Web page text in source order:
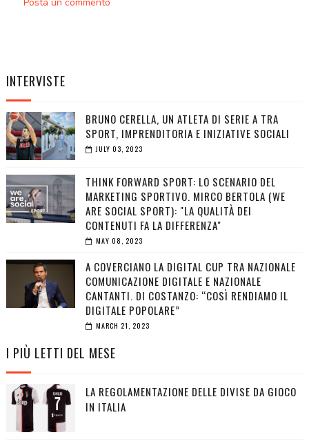
INTERVISTE
BRUNO CERELLA, UN ATLETA DI SERIE A TRA
SPORT, IMPRENDITORIA E INIZIATIVE SOCIALI
JULY 03, 2023
THINK FORWARD SPORT: LO SCENARIO DEL
MARKETING SPORTIVO. MIRCO BERTOLA (WE
ARE SOCIAL SPORT): "LA QUALITÀ DEI
CONTENUTI FA LA DIFFERENZA"
MAY 08, 2023
A COVERCIANO LA DIGITAL CUP TRA NAZIONALE
COMUNICAZIONE DIGITALE E NAZIONALE
CANTANTI. DI COSTANZO: “COSÌ RENDIAMO IL
DIGITALE POPOLARE”
MARCH 21, 2023
I PIÙ LETTI DEL MESE
LA REGOLAMENTAZIONE DELLE DIVISE DA GIOCO
IN ITALIA